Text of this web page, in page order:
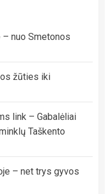
– nuo Smetonos
žūties iki
link – Gabalėliai
Taškento
– net trys gyvos